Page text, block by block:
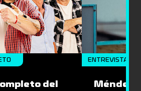
del
ENTREVISTA
Méndez: